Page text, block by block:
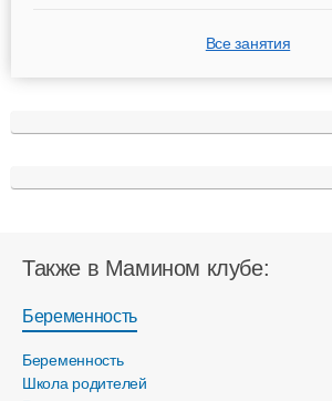
Все занятия
Также в Мамином клубе:
Беременность
Беременность
Школа родителей